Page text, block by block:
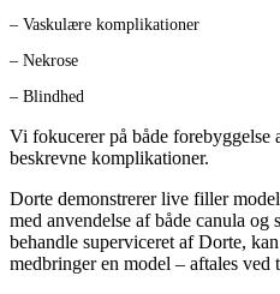
– Vaskulære komplikationer
– Nekrose
– Blindhed
Vi fokucerer på både forebyggelse
beskrevne komplikationer.
Dorte demonstrerer live filler
med anvendelse af både canula
behandle superviceret af Dorte,
medbringer en model – aftales ved